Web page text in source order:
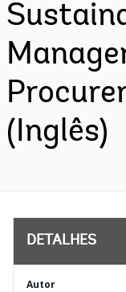
(Inglês)
DETALHES
Autor